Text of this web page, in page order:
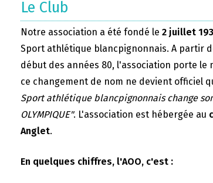
Le Club
Notre association a été fondé le 2 juillet
Sport athlétique blancpignonnais. A partir
début des années 80, l'association porte le
ce changement de nom ne devient officiel
Sport athlétique blancpignonnais change
OLYMPIQUE". L'association est hébergée au
Anglet.
En quelques chiffres, l'AOO, c'est :